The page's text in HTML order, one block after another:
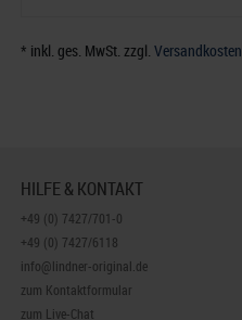
* inkl. ges. MwSt. zzgl.Versandkosten
HILFE & KONTAKT
+49 (0) 7427/701-0
+49 (0) 7427/6118
info@lindner-original.de
zum Kontaktformular
zum Live-Chat